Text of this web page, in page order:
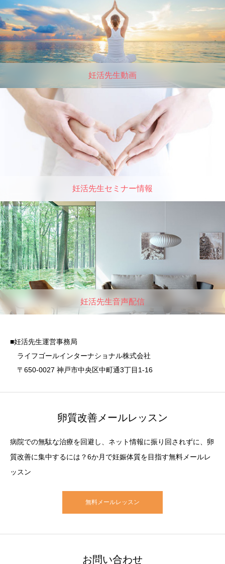
妊活先生動画
妊活先生セミナー情報
妊活先生音声配信
■妊活先生運営事務局
ライフゴールインターナショナル株式会社
〒650-0027 神戸市中央区中町通3丁目1-16
卵質改善メールレッスン
病院での無駄な治療を回避し、ネット情報に振り回されずに、卵
質改善に集中するには？6か月で妊娠体質を目指す無料メールレ
ッスン
無料メールレッスン
お問い合わせ